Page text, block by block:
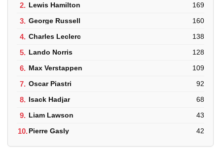
2. Lewis Hamilton 169
3. George Russell 160
4. Charles Leclerc 138
5. Lando Norris 128
6. Max Verstappen 109
7. Oscar Piastri 92
8. Isack Hadjar 68
9. Liam Lawson 43
10.Pierre Gasly 42